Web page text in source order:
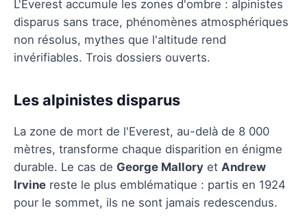
L'Everest accumule les zones d'ombre : alpinistes
disparus sans trace, phénomènes atmosphériques
non résolus, mythes que l'altitude rend
invérifiables. Trois dossiers ouverts.
Les alpinistes disparus
La zone de mort de l'Everest, au-delà de 8 000
mètres, transforme chaque disparition en énigme
durable. Le cas de George Mallory et Andrew
Irvine reste le plus emblématique : partis en 1924
pour le sommet, ils ne sont jamais redescendus.